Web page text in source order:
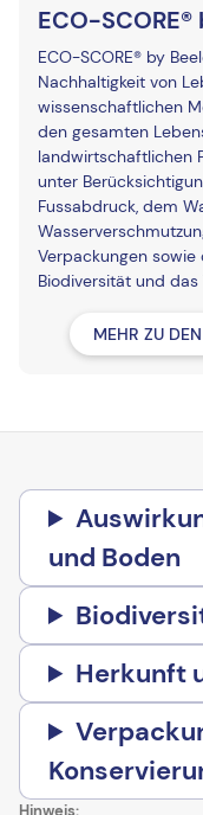
ECO-
ECO-SCORE® by
Nachhaltigkeit von
wissenschaftlichen
den gesamten
landwirtschaftlichen
unter
Fussabdruck, dem
Verpackungen
Biodiversität und das
MEHR ZU
und Boden
Herkunft
Hinweis: